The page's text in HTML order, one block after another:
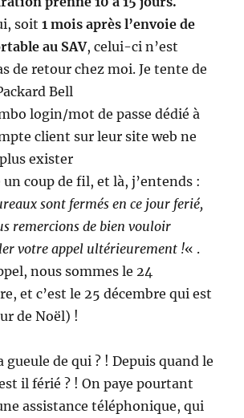
soit1 mois après l’envoie de
au SAV, celui-ci n’est
de retour chez moi. Je tente de
Bell
login/mot de passe dédié à
client sur leur site web ne
exister
un coup de fil, et là, j’entends :
sont fermés en ce jour ferié,
remercions de bien vouloir
votre appel ultérieurement !« .
nous sommes le 24
et c’est le 25 décembre qui est
de Noël) !
gueule de qui ? ! Depuis quand le
il férié ? ! On paye pourtant
assistance téléphonique, qui